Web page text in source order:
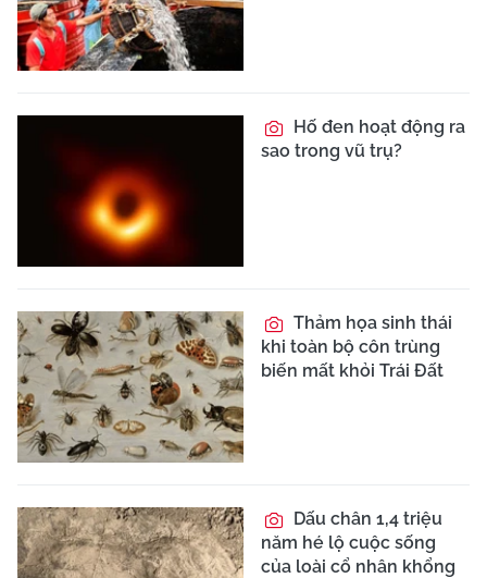
Hố đen hoạt động ra
sao trong vũ trụ?
Thảm họa sinh thái
khi toàn bộ côn trùng
biến mất khỏi Trái Đất
Dấu chân 1,4 triệu
năm hé lộ cuộc sống
của loài cổ nhân khổng